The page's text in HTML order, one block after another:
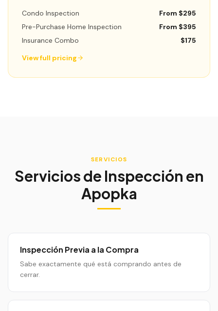
Condo Inspection
From $295
Pre-Purchase Home Inspection
From $395
Insurance Combo
$175
View full pricing
SERVICIOS
Servicios de Inspección en
Apopka
Inspección Previa a la Compra
Sabe exactamente qué está comprando antes de
cerrar.